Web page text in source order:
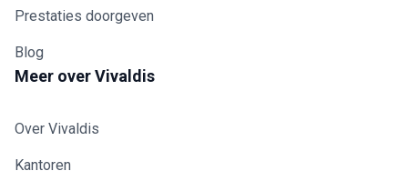
Prestaties doorgeven
Blog
Meer over Vivaldis
Over Vivaldis
Kantoren